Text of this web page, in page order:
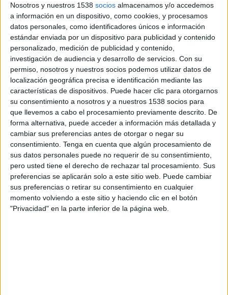
Nosotros y nuestros 1538 socios almacenamos y/o accedemos
a información en un dispositivo, como cookies, y procesamos
datos personales, como identificadores únicos e información
estándar enviada por un dispositivo para publicidad y contenido
personalizado, medición de publicidad y contenido,
investigación de audiencia y desarrollo de servicios. Con su
permiso, nosotros y nuestros socios podemos utilizar datos de
localización geográfica precisa e identificación mediante las
características de dispositivos. Puede hacer clic para otorgarnos
su consentimiento a nosotros y a nuestros 1538 socios para
que llevemos a cabo el procesamiento previamente descrito. De
forma alternativa, puede acceder a información más detallada y
cambiar sus preferencias antes de otorgar o negar su
consentimiento. Tenga en cuenta que algún procesamiento de
sus datos personales puede no requerir de su consentimiento,
pero usted tiene el derecho de rechazar tal procesamiento. Sus
preferencias se aplicarán solo a este sitio web. Puede cambiar
sus preferencias o retirar su consentimiento en cualquier
momento volviendo a este sitio y haciendo clic en el botón
"Privacidad" en la parte inferior de la página web.
Anunciante: Multiópticas
Marca: Multiópticas
Producto: Gafas
Título: “Yo Mó, tu no”
Campaña: 2Mó.2yo
Contactos anunciante: Javier Sánchez Ciudad,
Oscar López, Belén Pérez
Agencia: Pingüino Torreblanca
Directores creativos: José Luis Moro y Pablo
Torreblanca
Director general: Ignacio Olazábal
Equipo creativo: Pablo Torreblanca y José Luis
Moro
Equipo creativo digital y radio: Andrés del Moral,
Pablo Martínez
Directora de cuentas: Carmen Amer
Ejecutiva de cuentas: Celia García
Director de producción agencia: Luis Cristobal